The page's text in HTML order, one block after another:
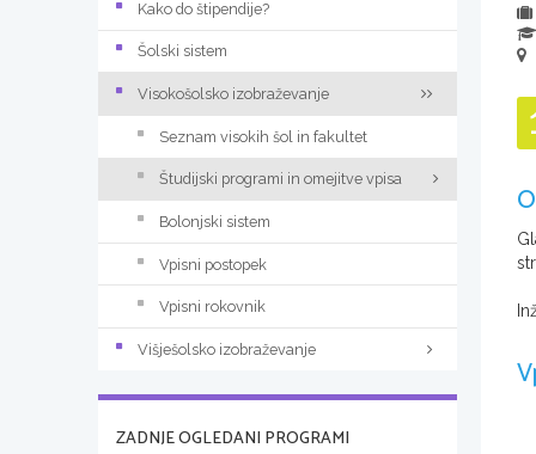
Kako do štipendije?
Šolski sistem
Visokošolsko izobraževanje
Seznam visokih šol in fakultet
Študijski programi in omejitve vpisa
Bolonjski sistem
Vpisni postopek
Vpisni rokovnik
Višješolsko izobraževanje
ZADNJE OGLEDANI PROGRAMI